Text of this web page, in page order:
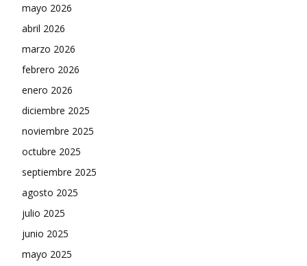
mayo 2026
abril 2026
marzo 2026
febrero 2026
enero 2026
diciembre 2025
noviembre 2025
octubre 2025
septiembre 2025
agosto 2025
julio 2025
junio 2025
mayo 2025